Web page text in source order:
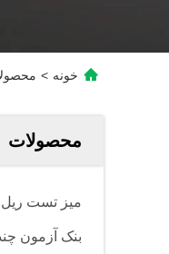
خونه >
محصولات
میز تست
بنک آزمون